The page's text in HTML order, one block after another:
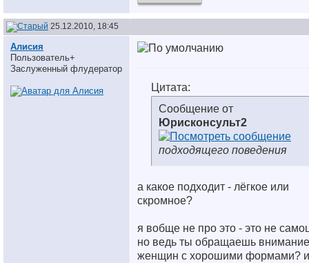
25.12.2010, 18:45
Алисия
Пользователь+
Заслуженный флудератор
Цитата:
Сообщение от
Юрисконсульт2
подходящего поведения
а какое подходит - лёгкое или
скромное?
я вобще не про это - это не
но ведь ты обращаешь
женщин с хорошими формами?